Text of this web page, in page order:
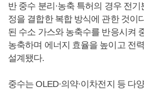
반 중수 분리·농축 특허의 경우 전
정을 결합한 복합 방식에 관한 것이
된 수소 가스와 농축수를 반응시켜
농축하며 에너지 효율을 높이고 전
설계됐다.
중수는 OLED·의약·이차전지 등 다